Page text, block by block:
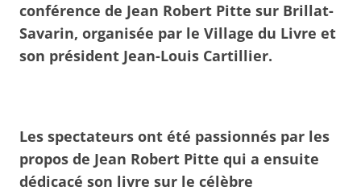
conférence de Jean Robert Pitte sur Brillat-
Savarin, organisée par le Village du Livre et
son président Jean-Louis Cartillier.
Les spectateurs ont été passionnés par les
propos de Jean Robert Pitte qui a ensuite
dédicacé son livre sur le célèbre